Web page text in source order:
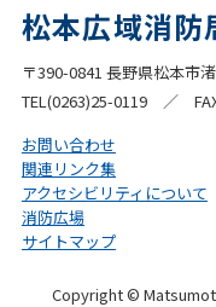
松本広域消防
〒390-0841 長野県松本市
TEL(0263)25-0119 ／
お問い合わせ
関連リンク集
アクセシビリティについて
消防広場
サイトマップ
Copyright ©